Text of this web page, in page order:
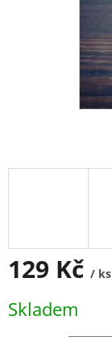
129 Kč / ks
cena:
Skladem